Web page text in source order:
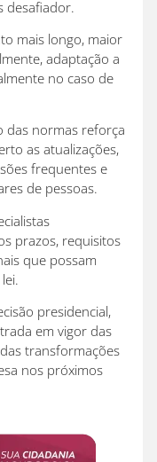
desafiador.
mais longo, maior
adaptação a
no caso de
das normas reforça
as atualizações,
frequentes e
de pessoas.
prazos, requisitos
que possam
presidencial,
em vigor das
transformações
nos próximos